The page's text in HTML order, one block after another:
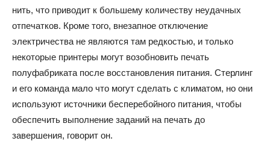
нить, что приводит к большему количеству неудачных
отпечатков. Кроме того, внезапное отключение
электричества не являются там редкостью, и только
некоторые принтеры могут возобновить печать
полуфабриката после восстановления питания. Стерлинг
и его команда мало что могут сделать с климатом, но они
используют источники бесперебойного питания, чтобы
обеспечить выполнение заданий на печать до
завершения, говорит он.